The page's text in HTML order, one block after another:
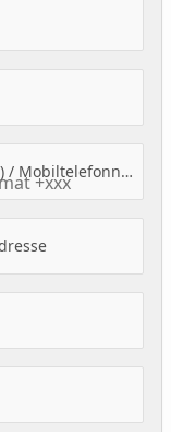
Міжнародний формат (Міжн. формат) / Mobiltelefonnummer
(Value Required)